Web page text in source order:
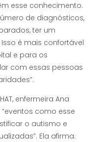
esse conhecimento.
de diagnósticos,
ter um
é mais confortável
e para os
com essas pessoas
enfermeira Ana
“eventos como esse
o autismo e
Ela afirma: